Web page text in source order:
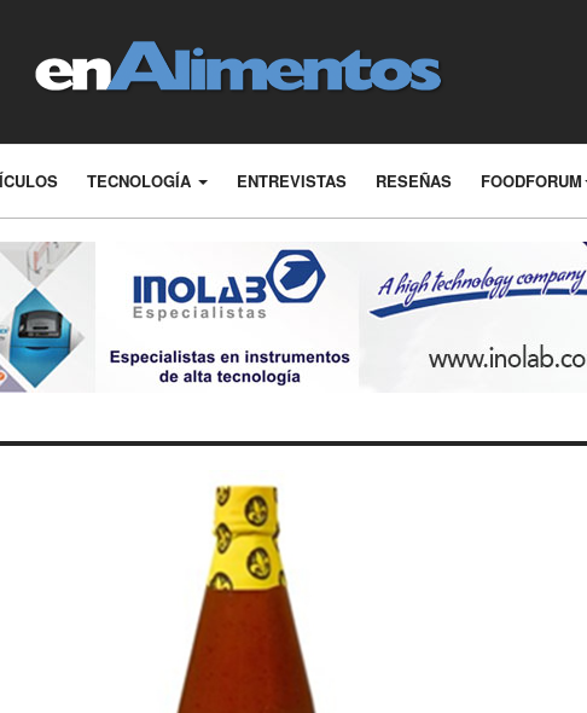
TECNOLOGÍA ENTREVISTAS RESEÑAS FOODFORUM